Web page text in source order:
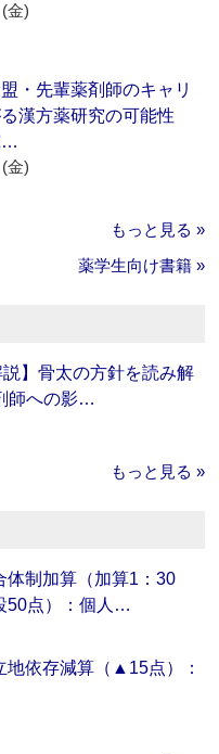
金)
・先輩薬剤師のキャリ
漢方薬研究の可能性
…
金)
もっと見る »
薬学生向け書籍 »
説】骨太の方針を読み解
師への影…
もっと見る »
体制加算（加算1：30
50点）：個人…
地依存減算（▲15点）：